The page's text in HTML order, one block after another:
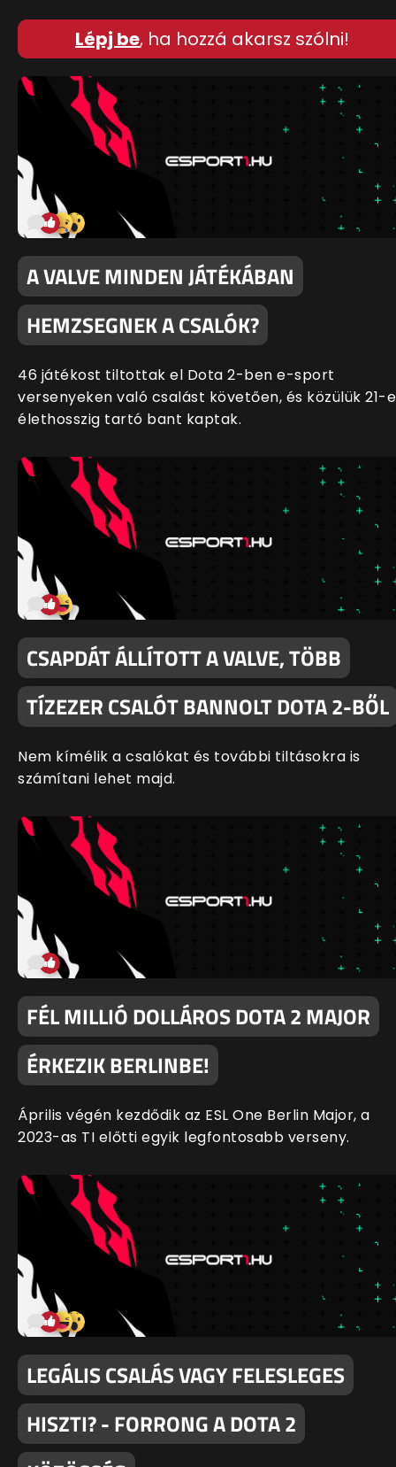
Lépj be, ha hozzá akarsz szólni!
A VALVE MINDEN JÁTÉKÁBAN
HEMZSEGNEK A CSALÓK?
46 játékost tiltottak el Dota 2-ben e-sport
versenyeken való csalást követően, és közülük 21-
élethosszig tartó bant kaptak.
CSAPDÁT ÁLLÍTOTT A VALVE, TÖBB
TÍZEZER CSALÓT BANNOLT DOTA 2-BŐL
Nem kímélik a csalókat és további tiltásokra is
számítani lehet majd.
FÉL MILLIÓ DOLLÁROS DOTA 2 MAJOR
ÉRKEZIK BERLINBE!
Április végén kezdődik az ESL One Berlin Major, a
2023-as TI előtti egyik legfontosabb verseny.
LEGÁLIS CSALÁS VAGY FELESLEGES
HISZTI? - FORRONG A DOTA 2